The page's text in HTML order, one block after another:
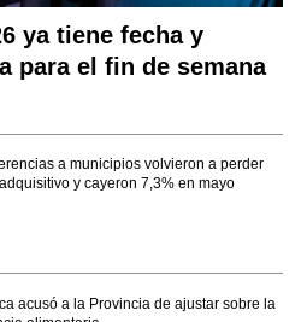
ya tiene fecha y
para el fin de semana
a municipios volvieron a perder
y cayeron 7,3% en mayo
acusó a la Provincia de ajustar sobre la